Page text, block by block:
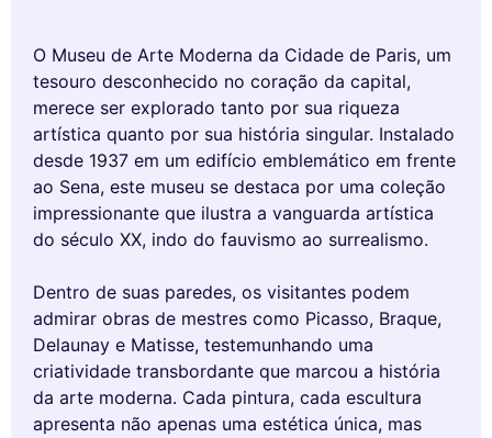
O Museu de Arte Moderna da Cidade de Paris, um
tesouro desconhecido no coração da capital,
merece ser explorado tanto por sua riqueza
artística quanto por sua história singular. Instalado
desde 1937 em um edifício emblemático em frente
ao Sena, este museu se destaca por uma coleção
impressionante que ilustra a vanguarda artística
do século XX, indo do fauvismo ao surrealismo.
Dentro de suas paredes, os visitantes podem
admirar obras de mestres como Picasso, Braque,
Delaunay e Matisse, testemunhando uma
criatividade transbordante que marcou a história
da arte moderna. Cada pintura, cada escultura
apresenta não apenas uma estética única, mas